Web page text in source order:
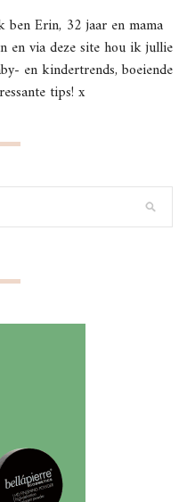
Erin, 32 jaar en mama
en via deze site hou ik jullie
en kindertrends, boeiende
tips! x